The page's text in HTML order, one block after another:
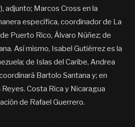
adjunto; Marcos Cross en la
específica, coordinador de La
Puerto Rico, Álvaro Núñez; de
Así mismo, Isabel Gutiérrez es la
de Islas del Caribe, Andrea
Bartolo Santana y; en
Reyes. Costa Rica y Nicaragua
de Rafael Guerrero.